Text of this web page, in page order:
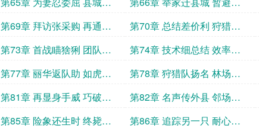
产业
非地
第69章 拜访张采购 再通林
场路
第70章 总结差价利 狩猎思
路明
第73章 首战瞄猞猁 团队初
协作
第74章 技术细总结 效率渐
提升
第77章 丽华返队助 如虎添
翼行
第78章 狩猎队扬名 林场抛
榄枝
第81章 再显身手威 巧破野
猪群
第82章 名声传外县 邻场急
求援
第85章 险象还生时 终毙一
第86章 追踪另一只 耐心耗